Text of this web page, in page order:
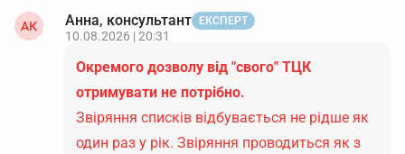
АК Анна, консультант ЕКСПЕРТ
10.08.2026 | 20:31
Окремого дозволу від "свого" ТЦК
отримувати не потрібно.
Звіряння списків відбувається не рідше як
один раз у рік. Звіряння проводиться як з